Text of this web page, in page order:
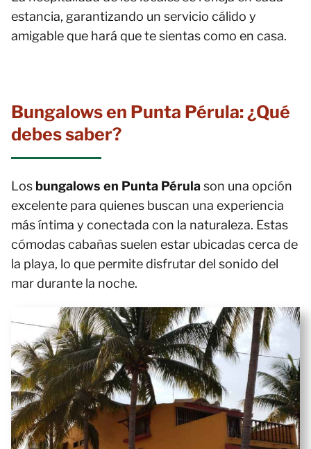
estancia, garantizando un servicio cálido y
amigable que hará que te sientas como en casa.
Bungalows en Punta Pérula: ¿Qué
debes saber?
Los bungalows en Punta Pérulason una opción
excelente para quienes buscan una experiencia
más íntima y conectada con la naturaleza. Estas
cómodas cabañas suelen estar ubicadas cerca de
la playa, lo que permite disfrutar del sonido del
mar durante la noche.